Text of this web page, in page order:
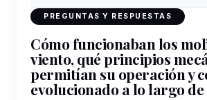
PREGUNTAS Y RESPUESTAS
Cómo funcionaban los
viento, qué principios
permitían su operación y
evolucionado a lo largo de